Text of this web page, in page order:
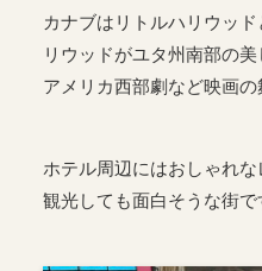
カナブはリトルハリウッ
リウッドがユタ州南部の
アメリカ西部劇など映画の
ホテル周辺にはおしゃれな
観光しても面白そうな街で